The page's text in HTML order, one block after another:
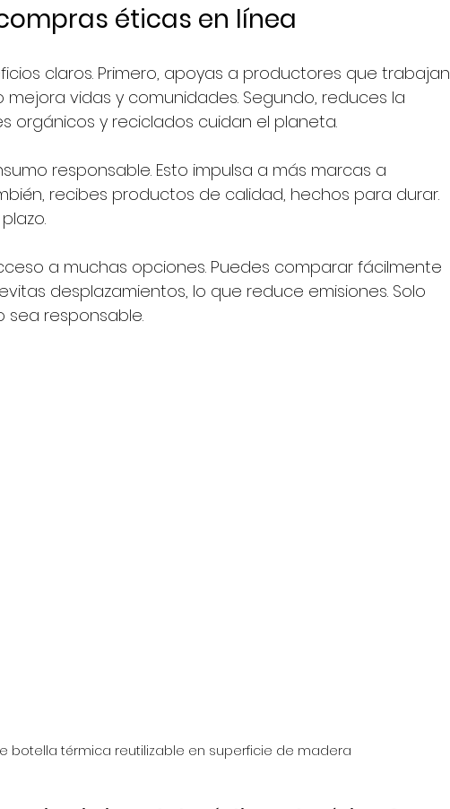
éticas en línea
claros. Primero, apoyas a productores que trabajan
mejora vidas y comunidades. Segundo, reduces la
orgánicos y reciclados cuidan el planeta.
responsable. Esto impulsa a más marcas a
recibes productos de calidad, hechos para durar.
a muchas opciones. Puedes comparar fácilmente
desplazamientos, lo que reduce emisiones. Solo
responsable.
botella térmica reutilizable en superficie de madera